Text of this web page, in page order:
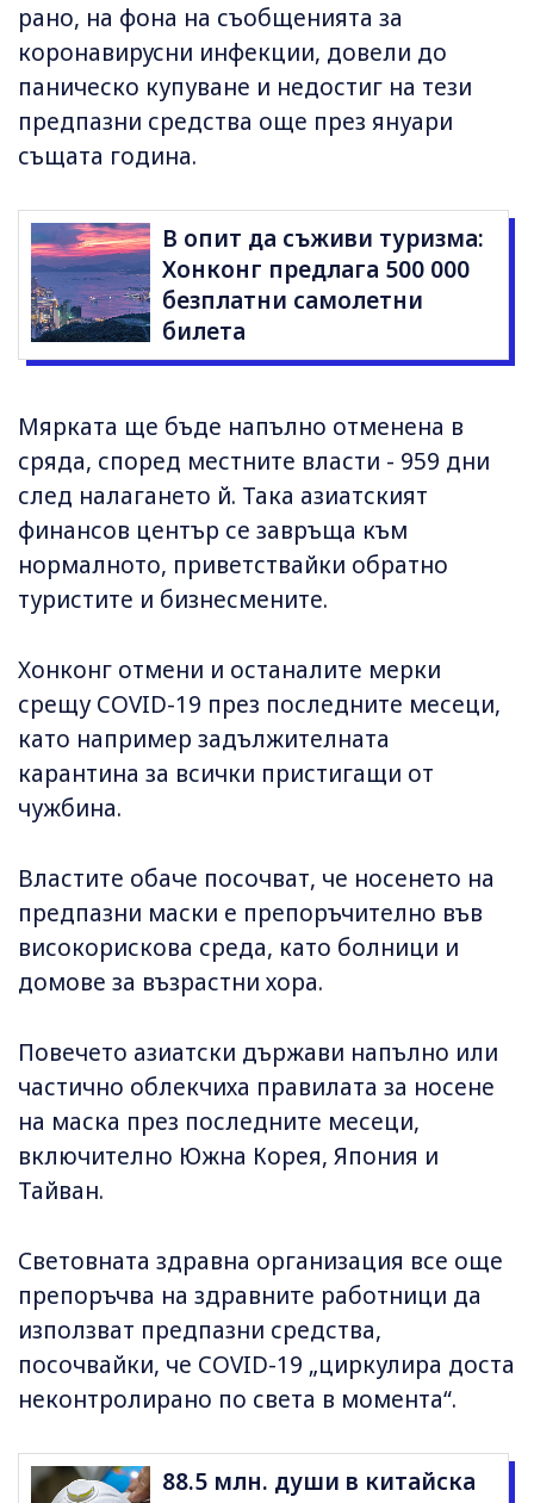
рано, на фона на съобщенията за
коронавирусни инфекции, довели до
паническо купуване и недостиг на тези
предпазни средства още през януари
същата година.
В опит да съживи туризма:
Хонконг предлага 500 000
безплатни самолетни
билета
Мярката ще бъде напълно отменена в
сряда, според местните власти - 959 дни
след налагането й. Така азиатският
финансов център се завръща към
нормалното, приветствайки обратно
туристите и бизнесмените.
Хонконг отмени и останалите мерки
срещу COVID-19 през последните месеци,
като например задължителната
карантина за всички пристигащи от
чужбина.
Властите обаче посочват, че носенето на
предпазни маски е препоръчително във
високорискова среда, като болници и
домове за възрастни хора.
Повечето азиатски държави напълно или
частично облекчиха правилата за носене
на маска през последните месеци,
включително Южна Корея, Япония и
Тайван.
Световната здравна организация все още
препоръчва на здравните работници да
използват предпазни средства,
посочвайки, че COVID-19 „циркулира доста
неконтролирано по света в момента“.
88.5 млн. души в китайска